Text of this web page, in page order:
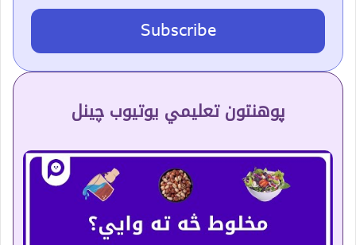
Subscribe
پوهنتون تعلیمي یوتیوب چینل